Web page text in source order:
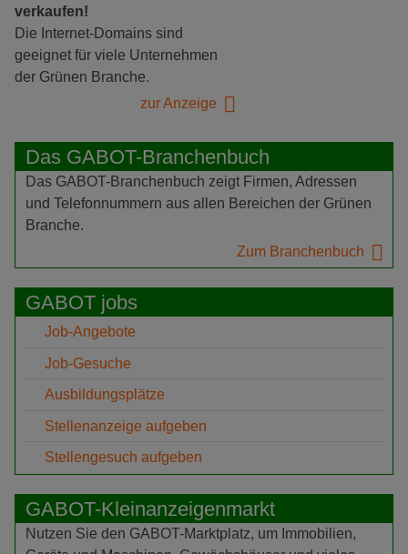
verkaufen!
Die Internet-Domains sind
geeignet für viele Unternehmen
der Grünen Branche.
zur Anzeige
Das GABOT-Branchenbuch
Das GABOT-Branchenbuch zeigt Firmen, Adressen
und Telefonnummern aus allen Bereichen der Grünen
Branche.
Zum Branchenbuch
GABOT jobs
Job-Angebote
Job-Gesuche
Ausbildungsplätze
Stellenanzeige aufgeben
Stellengesuch aufgeben
GABOT-Kleinanzeigenmarkt
Nutzen Sie den GABOT-Marktplatz, um Immobilien,